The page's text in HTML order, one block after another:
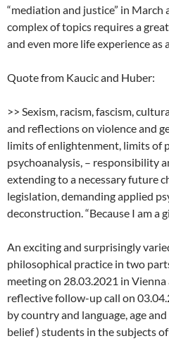
“mediation and justice” in March
complex of topics requires a
and even more life experience as
Quote from Kaucic and Huber:
>> Sexism, racism, fascism,
and reflections on violence and
limits of enlightenment, limits of
psychoanalysis, – responsibility
extending to a necessary future
legislation, demanding applied
deconstruction. “Because I am a
An exciting and surprisingly
philosophical practice in two
meeting on 28.03.2021 in
reflective follow-up call on
by country and language, age
belief ) students in the subjects